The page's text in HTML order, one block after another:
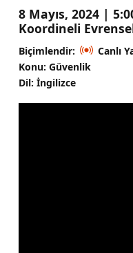
8 Mayıs, 2024 |
Koordineli
Biçimlendir:
Canlı
Konu: Güvenlik
Dil: İngilizce